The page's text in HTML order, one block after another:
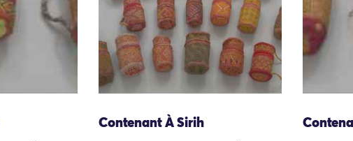
Contenant À Sirih